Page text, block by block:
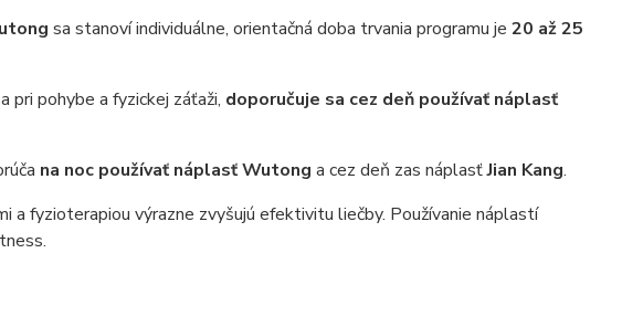
sa stanoví individuálne, orientačná doba trvania programu je 20 až 25
pri pohybe a fyzickej záťaži, doporučuje sa cez deň používať náplasť
na noc používať náplasť Wutong a cez deň zas náplasťJian Kang.
a fyzioterapiou výrazne zvyšujú efektivitu liečby. Používanie náplastí